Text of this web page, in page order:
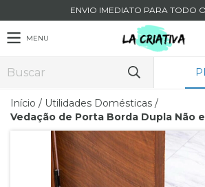
ENVIO IMEDIATO PARA TODO
MENU
Início / Utilidades Domésticas /
Vedação de Porta Borda Dupla Não